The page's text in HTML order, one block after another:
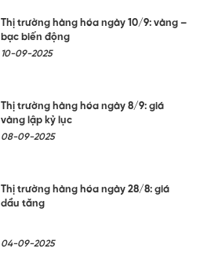
Thị trường hàng hóa ngày 10/9: vàng –
bạc biến động
10-09-2025
Thị trường hàng hóa ngày 8/9: giá
vàng lập kỷ lục
08-09-2025
Thị trường hàng hóa ngày 28/8: giá
dầu tăng
04-09-2025